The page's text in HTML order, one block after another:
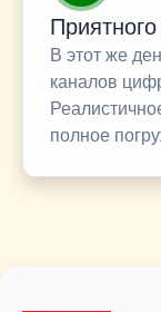
В этот же
каналов
полное